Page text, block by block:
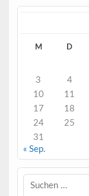
M D
3
4
10
11
17
18
24
25
31
« Sep.